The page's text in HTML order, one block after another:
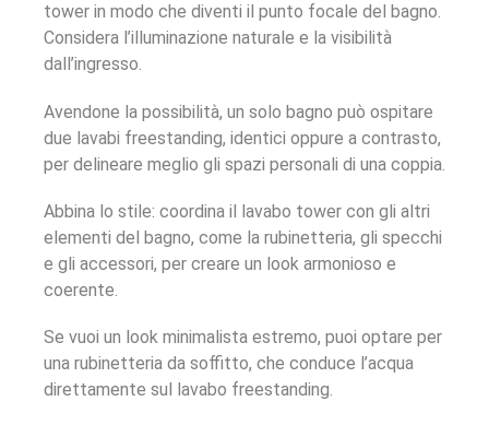
tower in modo che diventi il punto focale del bagno.
Considera l’illuminazione naturale e la visibilità
dall’ingresso.
Avendone la possibilità, un solo bagno può ospitare
due lavabi freestanding, identici oppure a contrasto,
per delineare meglio gli spazi personali di una coppia.
Abbina lo stile: coordina il lavabo tower con gli altri
elementi del bagno, come la rubinetteria, gli specchi
e gli accessori, per creare un look armonioso e
coerente.
Se vuoi un look minimalista estremo, puoi optare per
una rubinetteria da soffitto, che conduce l’acqua
direttamente sul lavabo freestanding.